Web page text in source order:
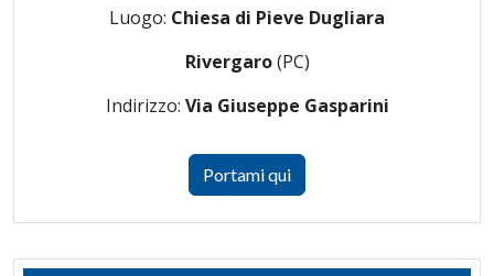
Luogo: Chiesa di Pieve Dugliara
Rivergaro(PC)
Indirizzo: Via Giuseppe Gasparini
Portami qui